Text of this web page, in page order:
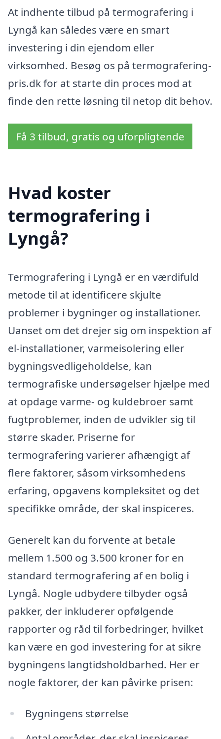
At indhente tilbud på termografering i
Lyngå kan således være en smart
investering i din ejendom eller
virksomhed. Besøg os på termografering-
pris.dk for at starte din proces mod at
finde den rette løsning til netop dit behov.
Få 3 tilbud, gratis og uforpligtende
Hvad koster
termografering i
Lyngå?
Termografering i Lyngå er en værdifuld
metode til at identificere skjulte
problemer i bygninger og installationer.
Uanset om det drejer sig om inspektion af
el-installationer, varmeisolering eller
bygningsvedligeholdelse, kan
termografiske undersøgelser hjælpe med
at opdage varme- og kuldebroer samt
fugtproblemer, inden de udvikler sig til
større skader. Priserne for
termografering varierer afhængigt af
flere faktorer, såsom virksomhedens
erfaring, opgavens kompleksitet og det
specifikke område, der skal inspiceres.
Generelt kan du forvente at betale
mellem 1.500 og 3.500 kroner for en
standard termografering af en bolig i
Lyngå. Nogle udbydere tilbyder også
pakker, der inkluderer opfølgende
rapporter og råd til forbedringer, hvilket
kan være en god investering for at sikre
bygningens langtidsholdbarhed. Her er
nogle faktorer, der kan påvirke prisen:
Bygningens størrelse